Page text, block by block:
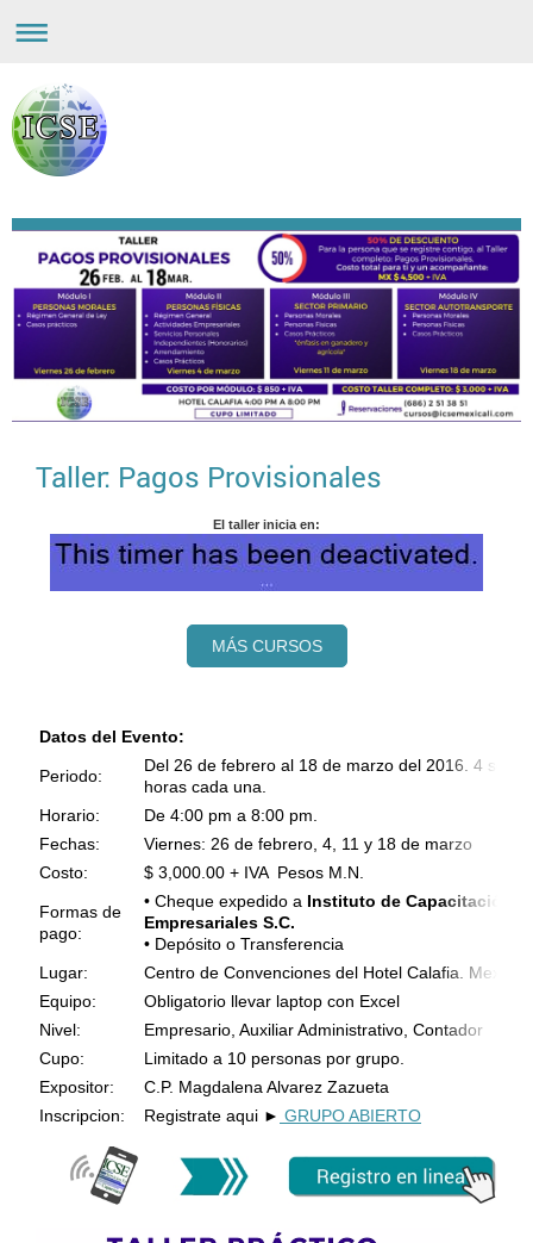
Taller: Pagos Provisionales
El taller inicia en:
MÁS CURSOS
Datos del Evento:
Periodo:
Del 26 de febrero al 18 de marzo del 2016. 4
horas cada una.
Horario:
De 4:00 pm a 8:00 pm.
Fechas:
Viernes: 26 de febrero, 4, 11 y 18 de marzo
Costo:
$ 3,000.00 + IVA Pesos M.N.
Formas de
pago:
• Cheque expedido a Instituto de Capacitación
Empresariales S.C.
• Depósito o Transferencia
Lugar:
Centro de Convenciones del Hotel Calafia.
Equipo:
Obligatorio llevar laptop con Excel
Nivel:
Empresario, Auxiliar Administrativo, Contador
Cupo:
Limitado a 10 personas por grupo.
Expositor:
C.P. Magdalena Alvarez Zazueta
Inscripcion:
Registrate aqui ► GRUPO ABIERTO